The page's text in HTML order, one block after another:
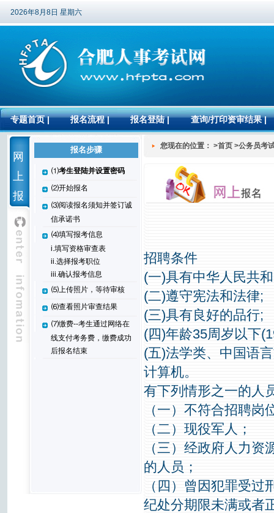
2026年8月8日 星期六
专题首页 | 报名流程| 报名登陆 | 查询/打印资审结果|
网
上
报
名
报名步骤
⑴考生登陆并设置密码
⑵开始报名
⑶阅读报名须知并签订诚
信承诺书
⑷填写报考信息
i.填写资格审查表
ii.选择报考职位
iii.确认报考信息
⑸上传照片，等待审核
⑹查看照片审查结果
⑺缴费--考生通过网络在
线支付考务费，缴费成功
后报名结束
您现在的位置： >首页 >公务员考
招聘条件
(一)具有中华人民共
(二)遵守宪法和法律;
(三)具有良好的品行;
(四)年龄35周岁以下
(五)法学类、中国语
计算机。
有下列情形之一的人
（一）不符合招聘
（二）现役军人；
（三）经政府人力
的人员；
（四）曾因犯罪受
纪处分期限未满或者